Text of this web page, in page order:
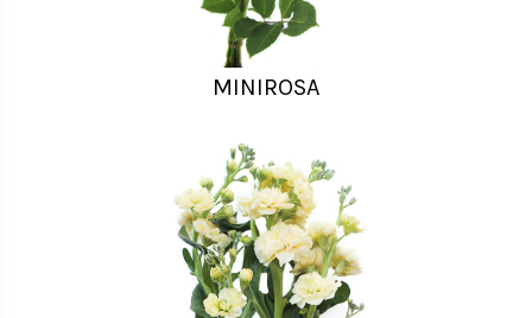
MINIROSA